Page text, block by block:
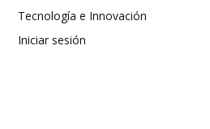
Tecnología e Innovación
Iniciar sesión